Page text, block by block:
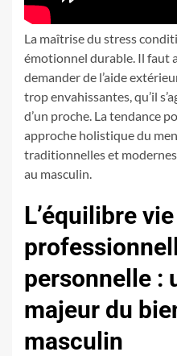
La maîtrise du stress
émotionnel durable. Il faut
demander de l’aide
trop envahissantes, qu’il
d’un proche. La tendance
approche holistique du
traditionnelles et
au masculin.
L’équilibre vie
personnelle :
majeur du
masculin